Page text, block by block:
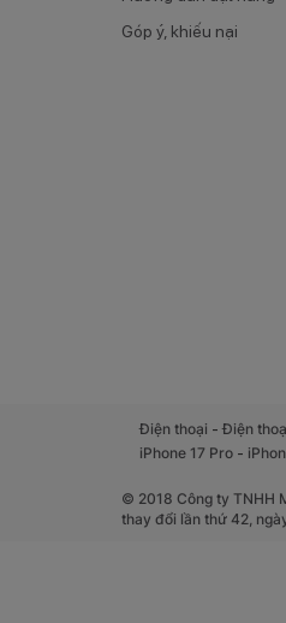
Góp ý, khiếu nại
Điện thoại -Điện
iPhone 17 Pro -
© 2018 Công ty TNHH
thay đổi lần thứ 42,